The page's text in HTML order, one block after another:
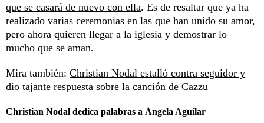
que se casará de nuevo con ella. Es de resaltar que ya ha
realizado varias ceremonias en las que han unido su amor,
pero ahora quieren llegar a la iglesia y demostrar lo
mucho que se aman.
Mira también: Christian Nodal estalló contra seguidor y
dio tajante respuesta sobre la canción de Cazzu
Christian Nodal dedica palabras a Ángela Aguilar